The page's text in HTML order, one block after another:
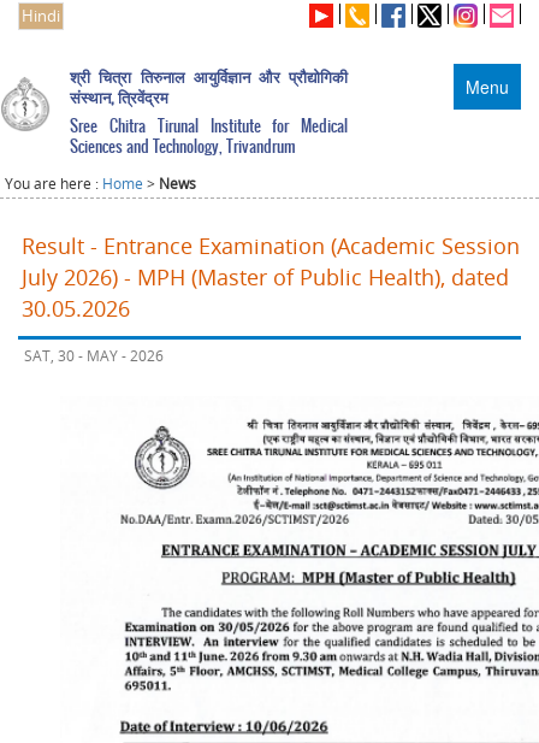
Hindi
Menu
श्री चित्रा तिरुनाल आयुर्विज्ञान और प्रौद्योगिकी
संस्थान, त्रिवेंद्रम
Sree Chitra Tirunal Institute for Medical
Sciences and Technology, Trivandrum
You are here : Home > News
Result - Entrance Examination (Academic Session
July 2026) - MPH (Master of Public Health), dated
30.05.2026
SAT, 30 - MAY - 2026